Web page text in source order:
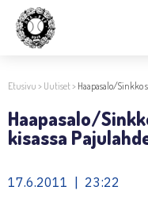
Etusivu > Uutiset> Haapasalo/Sinkko
Haapasalo/
kisassa
17.6.2011 | 23:22